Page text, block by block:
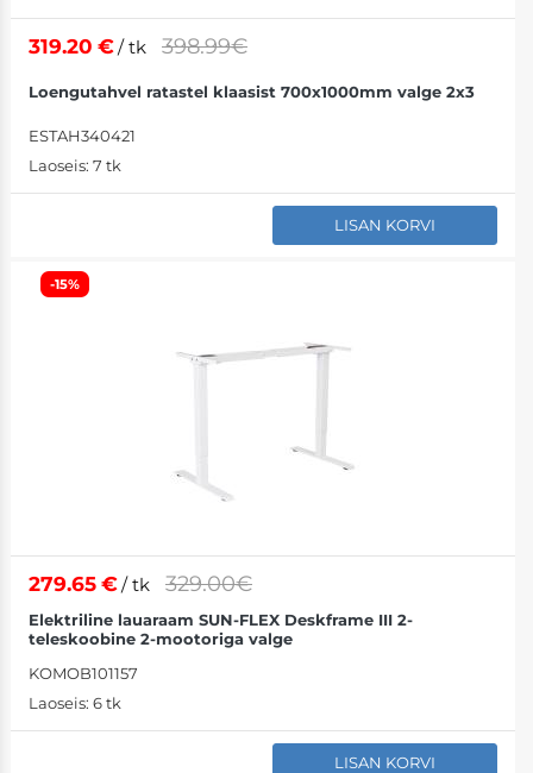
319.20 €/ tk 398.99€
Loengutahvel ratastel klaasist 700x1000mm valge 2x3
ESTAH340421
Laoseis: 7 tk
LISAN KORVI
-15%
279.65 €/ tk 329.00€
Elektriline lauaraam SUN-FLEX Deskframe III 2-
teleskoobine 2-mootoriga valge
KOMOB101157
Laoseis: 6 tk
LISAN KORVI